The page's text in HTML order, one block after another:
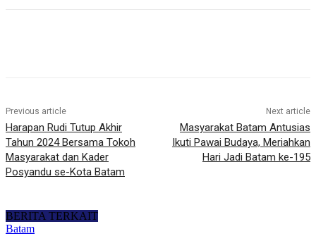
Previous article
Harapan Rudi Tutup Akhir
Tahun 2024 Bersama Tokoh
Masyarakat dan Kader
Posyandu se-Kota Batam
Next article
Masyarakat Batam Antusias
Ikuti Pawai Budaya, Meriahkan
Hari Jadi Batam ke-195
BERITA TERKAIT
Batam